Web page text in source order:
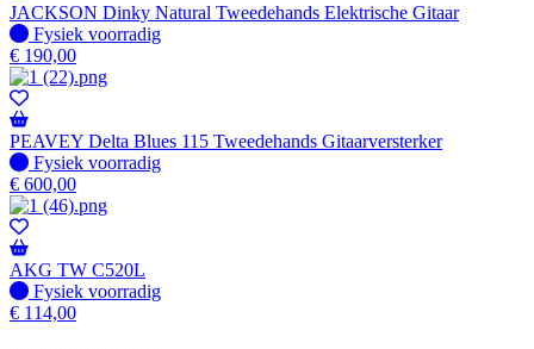
JACKSON Dinky Natural Tweedehands Elektrische Gitaar
Fysiek voorradig
Fysiek voorradig
€ 190,00
PEAVEY Delta Blues 115 Tweedehands Gitaarversterker
Fysiek voorradig
Fysiek voorradig
€ 600,00
AKG TW C520L
Fysiek voorradig
Fysiek voorradig
€ 114,00